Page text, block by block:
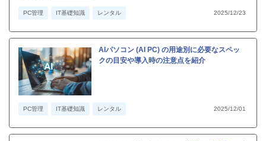
PC管理 IT基礎知識 レンタル 2025/12/23
AIパソコン (AI PC) の用途別に必要なスペッ
クの目安や導入時の注意点を紹介
PC管理 IT基礎知識 レンタル 2025/12/01